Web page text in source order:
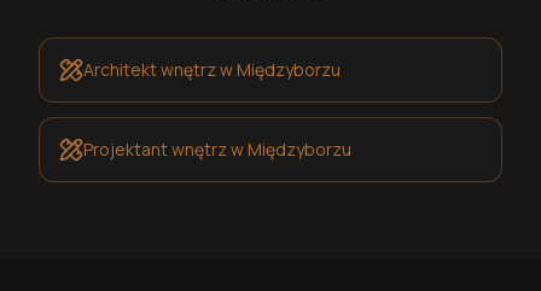
Architekt wnętrzw Międzyborzu
Projektant wnętrzw Międzyborzu